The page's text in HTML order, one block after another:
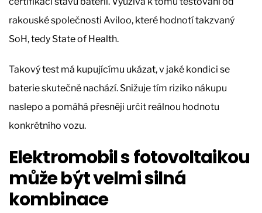
rakouské společnosti Aviloo, které hodnotí takzvaný
SoH, tedy State of Health.
Takový test má kupujícímu ukázat, v jaké kondici se
baterie skutečně nachází. Snižuje tím riziko nákupu
naslepo a pomáhá přesněji určit reálnou hodnotu
konkrétního vozu.
Elektromobil s fotovoltaikou
může být velmi silná
kombinace